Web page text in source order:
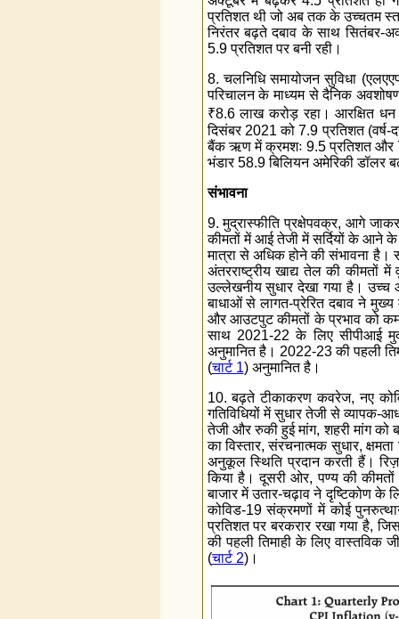
प्रतिशत थी जो अब तक के उच्चतम
निरंतर बढ़ते दबाव के साथ सितंबर-
5.9 प्रतिशत पर बनी रही।
8. चलनिधि समायोजन सुविधा
परिचालन के माध्यम से दैनिक
₹8.6 लाख करोड़ रहा। आरक्षित
दिसंबर 2021 को 7.9 प्रतिशत (वर्ष-
बैंक ऋण में क्रमशः 9.5 प्रतिशत और
भंडार 58.9 बिलियन अमेरिकी डॉलर
संभावना
9. मुद्रास्फीति प्रक्षेपवक्र, आगे
कीमतों में आई तेजी में सर्दियों के आने
मात्रा से अधिक होने की संभावना है।
अंतरराष्ट्रीय खाद्य तेल की कीमतों
उल्लेखनीय सुधार देखा गया है। उच्च
बाधाओं से लागत-प्रेरित दबाव ने मुख्य
और आउटपुट कीमतों के प्रभाव को कम
साथ 2021-22 के लिए सीपीआई
अनुमानित है। 2022-23 की पहली
(चार्ट 1) अनुमानित है।
10. बढ़ते टीकाकरण कवरेज, नए
गतिविधियों में सुधार तेजी से व्यापक-
तेजी और रुकी हुई मांग, शहरी मांग को
का विस्तार, संरचनात्मक सुधार,
अनुकूल स्थिति प्रदान करती हैं।
किया है। दूसरी ओर, पण्य की कीमतों
बाजार में उतार-चढ़ाव ने दृष्टिकोण के
कोविड-19 संक्रमणों में कोई
प्रतिशत पर बरकरार रखा गया है,
की पहली तिमाही के लिए वास्तविक
(चार्ट 2)।